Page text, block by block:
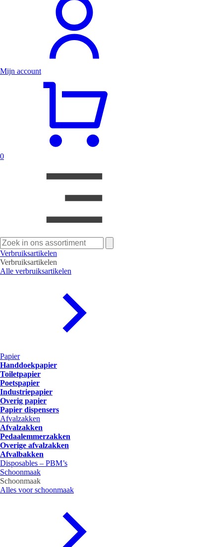
Mijn account
0
Zoeken
naar:
Verbruiksartikelen
Verbruiksartikelen
Alle verbruiksartikelen
Papier
Handdoekpapier
Toiletpapier
Poetspapier
Industriepapier
Overig papier
Papier dispensers
Afvalzakken
Afvalzakken
Pedaalemmerzakken
Overige afvalzakken
Afvalbakken
Disposables – PBM’s
Schoonmaak
Schoonmaak
Alles voor schoonmaak